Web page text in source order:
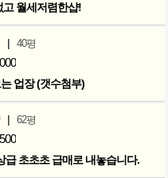
월세저렴한샵!
| 40평
업장 (갯수첨부)
| 62평
급 초초초 급매로 내놓습니다.